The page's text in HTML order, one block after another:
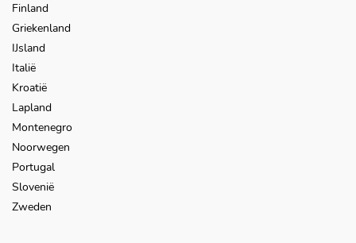
Finland
Griekenland
IJsland
Italië
Kroatië
Lapland
Montenegro
Noorwegen
Portugal
Slovenië
Zweden